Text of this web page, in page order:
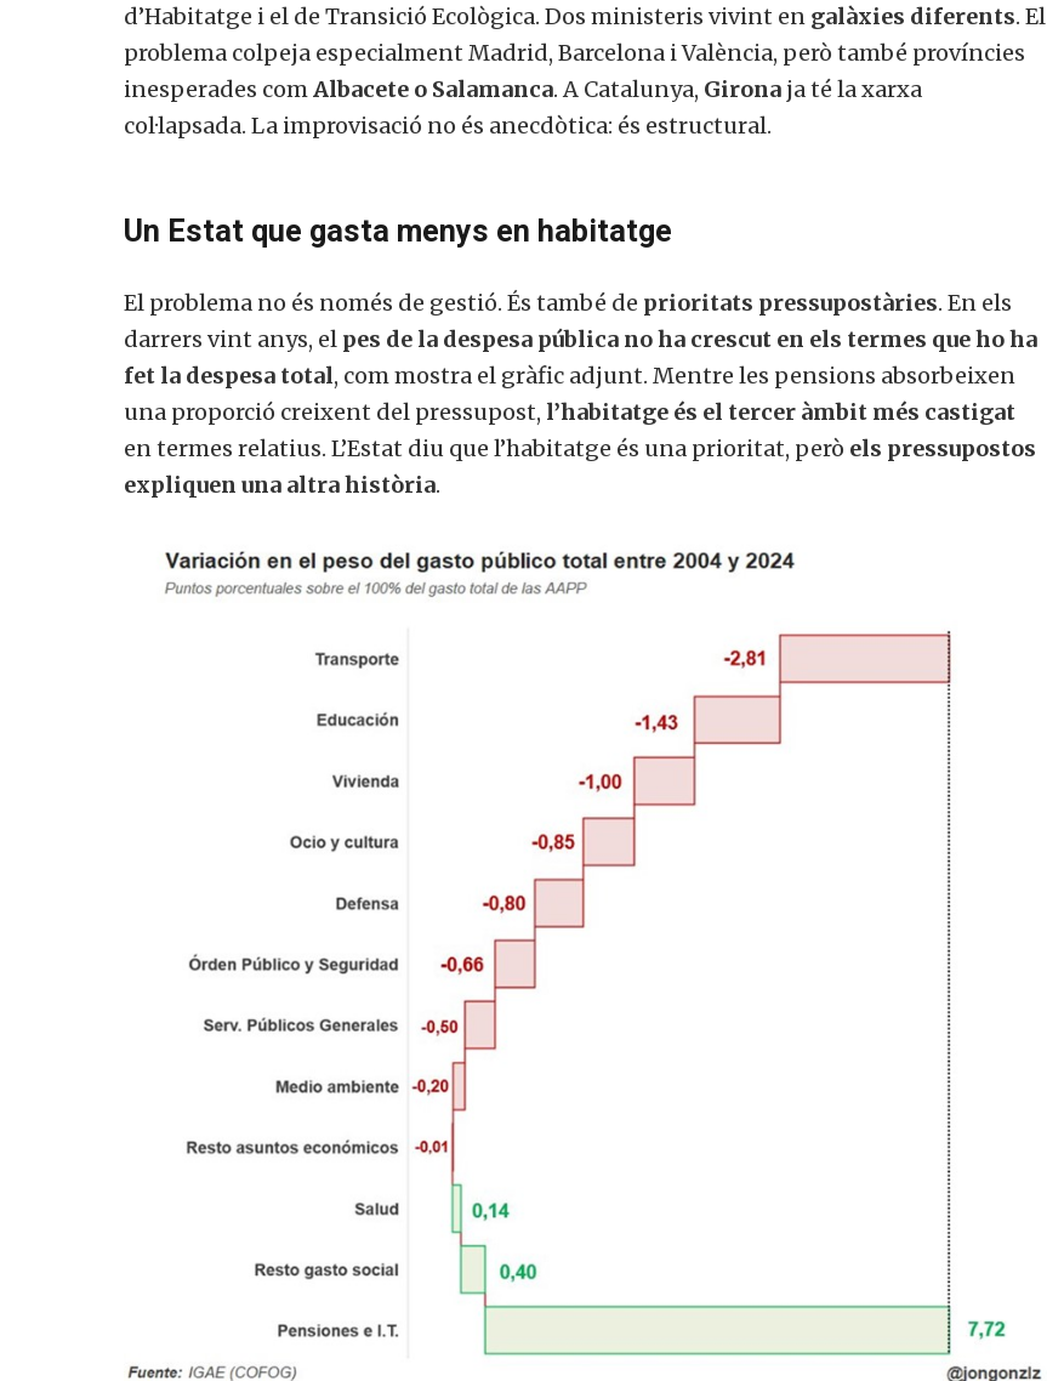
d’Habitatge i el de Transició Ecològica. Dos ministeris vivint en galàxies diferents. El
problema colpeja especialment Madrid, Barcelona i València, però també províncies
inesperades comAlbacete o Salamanca. A Catalunya, Girona ja té la xarxa
col·lapsada. La improvisació no és anecdòtica: és estructural.
Un Estat que gasta menys en habitatge
El problema no és només de gestió. És també de prioritats pressupostàries. En els
darrers vint anys, el pes de la despesa pública no ha crescut en els termes que ho ha
fet la despesa total, com mostra el gràfic adjunt. Mentre les pensions absorbeixen
una proporció creixent del pressupost, l’habitatge és el tercer àmbit més castigat
en termes relatius. L’Estat diu que l’habitatge és una prioritat, però els pressupostos
expliquen una altra història.